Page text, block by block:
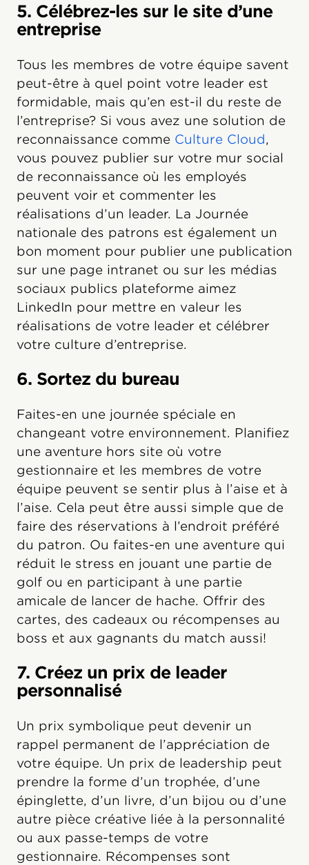
5. Célébrez-les sur le site d’une
entreprise
Tous les membres de votre équipe savent
peut-être à quel point votre leader est
formidable, mais qu’en est-il du reste de
l’entreprise? Si vous avez une solution de
reconnaissance comme Culture Cloud,
vous pouvez publier sur votre mur social
de reconnaissance où les employés
peuvent voir et commenter les
réalisations d’un leader. La Journée
nationale des patrons est également un
bon moment pour publier une publication
sur une page intranet ou sur les médias
sociaux publics plateforme aimez
LinkedIn pour mettre en valeur les
réalisations de votre leader et célébrer
votre culture d’entreprise.
6. Sortez du bureau
Faites-en une journée spéciale en
changeant votre environnement. Planifiez
une aventure hors site où votre
gestionnaire et les membres de votre
équipe peuvent se sentir plus à l’aise et à
l’aise. Cela peut être aussi simple que de
faire des réservations à l’endroit préféré
du patron. Ou faites-en une aventure qui
réduit le stress en jouant une partie de
golf ou en participant à une partie
amicale de lancer de hache. Offrir des
cartes, des cadeaux ou récompenses au
boss et aux gagnants du match aussi!
7. Créez un prix de leader
personnalisé
Un prix symbolique peut devenir un
rappel permanent de l’appréciation de
votre équipe. Un prix de leadership peut
prendre la forme d’un trophée, d’une
épinglette, d’un livre, d’un bijou ou d’une
autre pièce créative liée à la personnalité
ou aux passe-temps de votre
gestionnaire. Récompenses sont